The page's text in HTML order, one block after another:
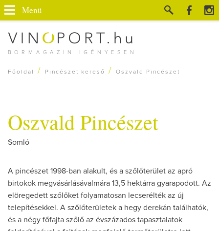
BORMAGAZIN IGÉNYESEN
Menü
Főoldal / Pincészet kereső / Oszvald Pincészet
Oszvald Pincészet
Somló
A pincészet 1998-ban alakult, és a szőlőterület az apró
birtokok megvásárlásávalmára 13,5 hektárra gyarapodott. Az
elöregedett szőlőket folyamatosan lecserélték az új
telepítésekkel. A szőlőterületek a hegy derekán találhatók,
és a négy főfajta szőlő az évszázados tapasztalatok